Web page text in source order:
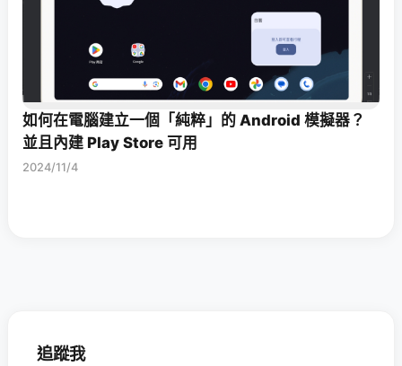
如何在電腦建立一個「純粹」的 Android 模擬器？
並且內建 Play Store 可用
2024/11/4
追蹤我